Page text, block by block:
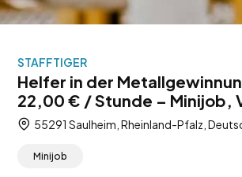
STAFFTIGER
Helfer in der
22,00 € / Stunde – Minijob,
55291 Saulheim, Rheinland-Pfalz,
Minijob